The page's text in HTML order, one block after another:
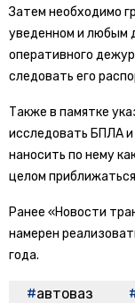
Затем необходимо
уведенном и любым
оперативного
следовать его
Также в памятке
исследовать БПЛА и
наносить по нему
целом
Ранее «Новости
намерен
года.
автоваз